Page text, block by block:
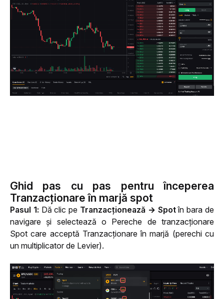
Ghid pas cu pas pentru începerea
Tranzacționare în marjă spot
Pasul 1: Dă clic pe Tranzacționează → Spot în bara de
navigare și selectează o Pereche de tranzacționare
Spot care acceptă Tranzacționare în marjă (perechi cu
un multiplicator de Levier).